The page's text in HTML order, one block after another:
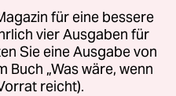
für eine bessere
vier Ausgaben für
Sie eine Ausgabe von
Buch „Was wäre, wenn
reicht).